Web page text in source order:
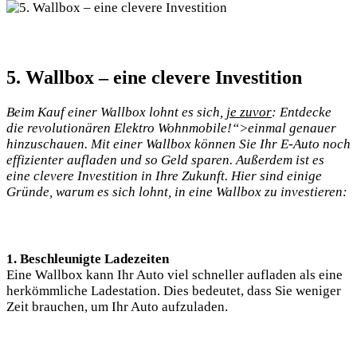
5. Wallbox – eine clevere Investition
Beim Kauf einer Wallbox lohnt es sich, je zuvor: Entdecke
die revolutionären Elektro Wohnmobile!“>einmal genauer
hinzuschauen. Mit einer Wallbox können Sie Ihr E-Auto noch
effizienter aufladen und so Geld sparen. Außerdem ist es
eine clevere Investition in Ihre Zukunft. Hier sind einige
Gründe, warum es sich lohnt, in eine Wallbox zu investieren:
1. Beschleunigte Ladezeiten
Eine Wallbox kann Ihr Auto viel schneller aufladen als eine
herkömmliche Ladestation. Dies bedeutet, dass Sie weniger
Zeit brauchen, um Ihr Auto aufzuladen.